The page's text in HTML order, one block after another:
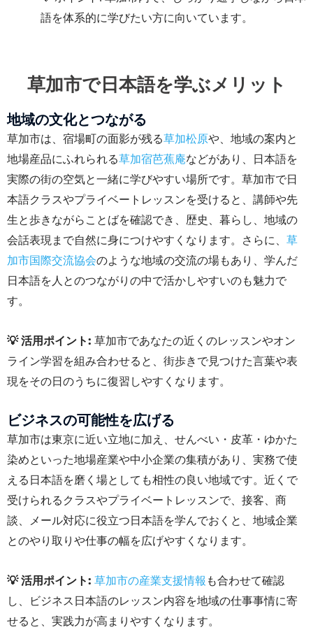
語を体系的に学びたい方に向いています。
草加市で日本語を学ぶメリット
地域の文化とつながる
草加市は、宿場町の面影が残る草加松原や、地域の案内と
地場産品にふれられる草加宿芭蕉庵などがあり、日本語を
実際の街の空気と一緒に学びやすい場所です。草加市で日
本語クラスやプライベートレッスンを受けると、講師や先
生と歩きながらことばを確認でき、歴史、暮らし、地域の
会話表現まで自然に身につけやすくなります。さらに、 草
加市国際交流協会のような地域の交流の場もあり、学んだ
日本語を人とのつながりの中で活かしやすいのも魅力で
す。
💡 活用ポイント: 草加市であなたの近くのレッスンやオン
ライン学習を組み合わせると、街歩きで見つけた言葉や表
現をその日のうちに復習しやすくなります。
ビジネスの可能性を広げる
草加市は東京に近い立地に加え、せんべい・皮革・ゆかた
染めといった地場産業や中小企業の集積があり、実務で使
える日本語を磨く場としても相性の良い地域です。近くで
受けられるクラスやプライベートレッスンで、接客、商
談、メール対応に役立つ日本語を学んでおくと、地域企業
とのやり取りや仕事の幅を広げやすくなります。
💡 活用ポイント: 草加市の産業支援情報 も合わせて確認
し、ビジネス日本語のレッスン内容を地域の仕事事情に寄
せると、実践力が高まりやすくなります。